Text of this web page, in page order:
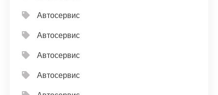
Автосервис
Автосервис
Автосервис
Автосервис